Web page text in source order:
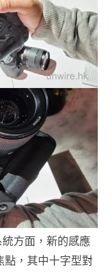
方面，新的感應
點，其中十字型對